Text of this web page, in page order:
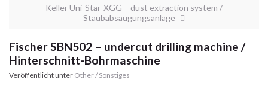
Keller Uni-Star-XGG – dust extraction system /
Staubabsaugungsanlage
Fischer SBN502 – undercut drilling machine /
Hinterschnitt-Bohrmaschine
Veröffentlicht unter Other / Sonstiges